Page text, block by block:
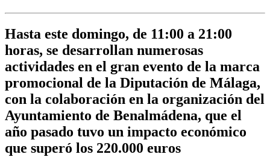
Hasta este domingo, de 11:00 a 21:00
horas, se desarrollan numerosas
actividades en el gran evento de la marca
promocional de la Diputación de Málaga,
con la colaboración en la organización del
Ayuntamiento de Benalmádena, que el
año pasado tuvo un impacto económico
que superó los 220.000 euros